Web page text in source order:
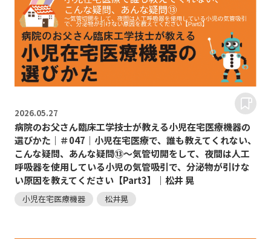
2026.05.27
病院のお父さん臨床工学技士が教える小児在宅医療機器の
選びかた｜＃047｜小児在宅医療で、誰も教えてくれない、
こんな疑問、あんな疑問⑬～気管切開をして、夜間は人工
呼吸器を使用している小児の気管吸引で、分泌物が引けな
い原因を教えてください【Part3】｜松井 晃
小児在宅医療機器 松井晃